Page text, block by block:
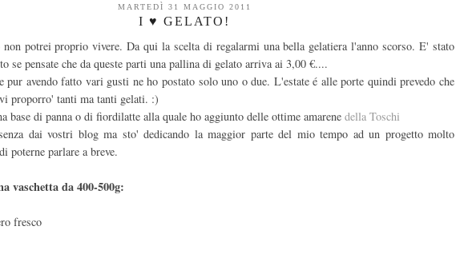
MARTEDÌ 31 MAGGIO 2011
I ♥ GELATO!
potrei proprio vivere. Da qui la scelta di regalarmi una bella gelatiera l'anno scorso. E' stato
se pensate che da queste parti una pallina di gelato arriva ai 3,00 €....
pur avendo fatto vari gusti ne ho postato solo uno o due. L'estate é alle porte quindi prevedo che
proporro' tanti ma tanti gelati. :)
base di panna o di fiordilatte alla quale ho aggiunto delle ottime amarene della Toschi
dai vostri blog ma sto' dedicando la maggior parte del mio tempo ad un progetto molto
poterne parlare a breve.
vaschetta da 400-500g:
fresco